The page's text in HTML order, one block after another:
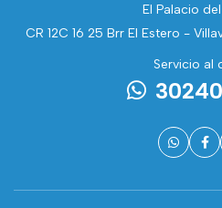
El Palacio
CR 12C 16 25 Brr El Estero -
Servicio al